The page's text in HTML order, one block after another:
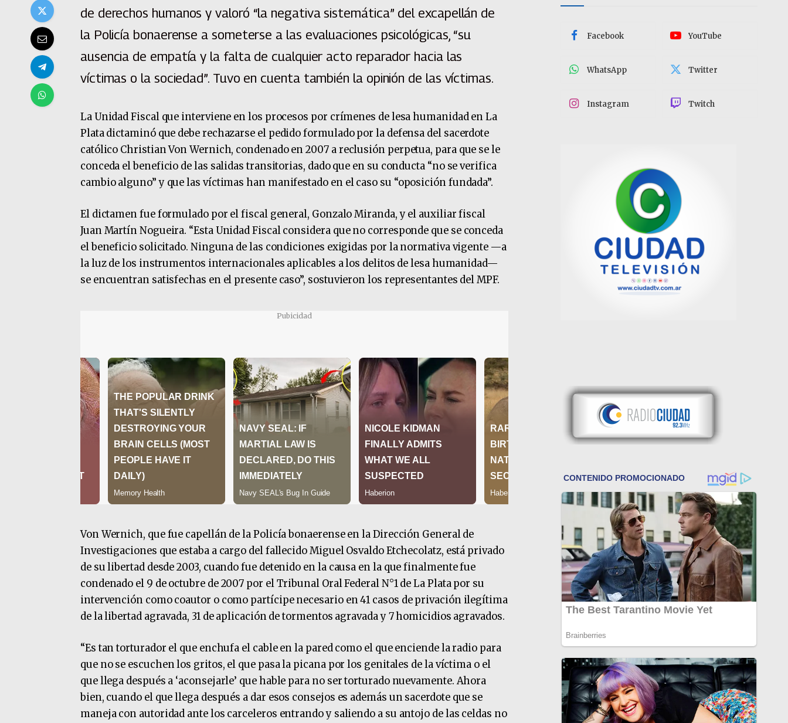
de derechos humanos y valoró “la negativa sistemática” del excapellán de
la Policía bonaerense a someterse a las evaluaciones psicológicas, “su
ausencia de empatía y la falta de cualquier acto reparador hacia las
víctimas o la sociedad”. Tuvo en cuenta también la opinión de las víctimas.
La Unidad Fiscal que interviene en los procesos por crímenes de lesa humanidad en La
Plata dictaminó que debe rechazarse el pedido formulado por la defensa del sacerdote
católico Christian Von Wernich, condenado en 2007 a reclusión perpetua, para que se le
conceda el beneficio de las salidas transitorias, dado que en su conducta “no se verifica
cambio alguno” y que las víctimas han manifestado en el caso su “oposición fundada”.
El dictamen fue formulado por el fiscal general, Gonzalo Miranda, y el auxiliar fiscal
Juan Martín Nogueira. “Esta Unidad Fiscal considera que no corresponde que se conceda
el beneficio solicitado. Ninguna de las condiciones exigidas por la normativa vigente —a
la luz de los instrumentos internacionales aplicables a los delitos de lesa humanidad—
se encuentran satisfechas en el presente caso”, sostuvieron los representantes del MPF.
Pubicidad
Von Wernich, que fue capellán de la Policía bonaerense en la Dirección General de
Investigaciones que estaba a cargo del fallecido Miguel Osvaldo Etchecolatz, está privado
de su libertad desde 2003, cuando fue detenido en la causa en la que finalmente fue
condenado el 9 de octubre de 2007 por el Tribunal Oral Federal N°1 de La Plata por su
intervención como coautor o como partícipe necesario en 41 casos de privación ilegítima
de la libertad agravada, 31 de aplicación de tormentos agravada y 7 homicidios agravados.
“Es tan torturador el que enchufa el cable en la pared como el que enciende la radio para
que no se escuchen los gritos, el que pasa la picana por los genitales de la víctima o el
que llega después a ‘aconsejarle’ que hable para no ser torturado nuevamente. Ahora
bien, cuando el que llega después a dar esos consejos es además un sacerdote que se
maneja con autoridad ante los carceleros entrando y saliendo a su antojo de las celdas no
Facebook YouTube
WhatsApp Twitter
Instagram Twitch